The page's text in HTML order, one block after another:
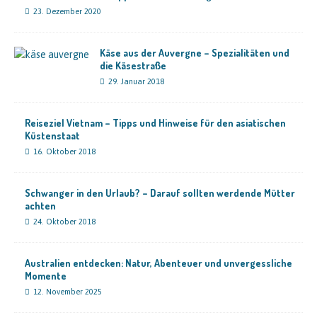
23. Dezember 2020
Käse aus der Auvergne – Spezialitäten und
die Käsestraße
29. Januar 2018
Reiseziel Vietnam – Tipps und Hinweise für den asiatischen
Küstenstaat
16. Oktober 2018
Schwanger in den Urlaub? – Darauf sollten werdende Mütter
achten
24. Oktober 2018
Australien entdecken: Natur, Abenteuer und unvergessliche
Momente
12. November 2025